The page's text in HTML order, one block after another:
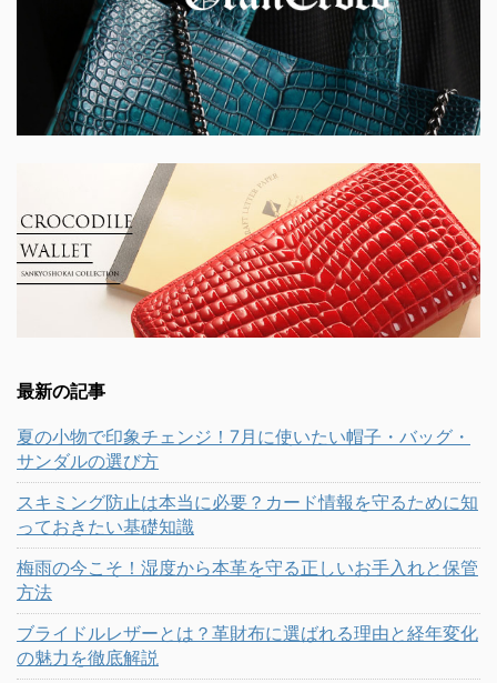
最新の記事
夏の小物で印象チェンジ！7月に使いたい帽子・バッグ・
サンダルの選び方
スキミング防止は本当に必要？カード情報を守るために知
っておきたい基礎知識
梅雨の今こそ！湿度から本革を守る正しいお手入れと保管
方法
ブライドルレザーとは？革財布に選ばれる理由と経年変化
の魅力を徹底解説